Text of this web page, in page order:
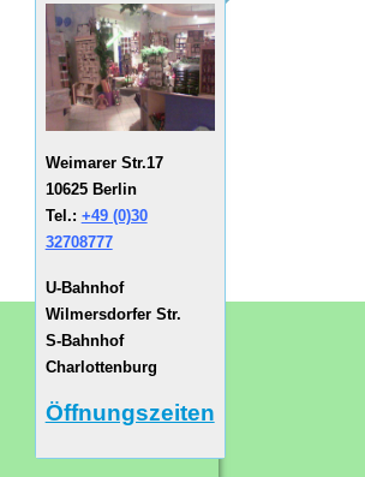
Weimarer Str.17
10625 Berlin
Tel.: +49 (0)30
32708777
U-Bahnhof
Wilmersdorfer Str.
S-Bahnhof
Charlottenburg
Öffnungszeiten